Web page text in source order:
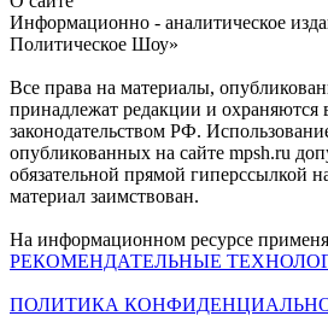
Информационно - аналитическое
Политическое Шоу»
Все права на материалы,
принадлежат редакции и охраняются
законодательством РФ.
опубликованных на сайте mpsh.ru
обязательной прямой гиперссылкой
материал заимствован.
На информационном ресурсе
РЕКОМЕНДАТЕЛЬНЫЕ
ПОЛИТИКА